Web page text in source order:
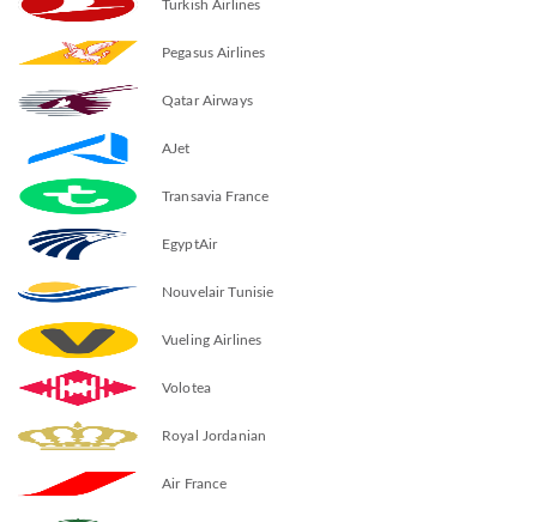
Turkish Airlines
Pegasus Airlines
Qatar Airways
AJet
Transavia France
EgyptAir
Nouvelair Tunisie
Vueling Airlines
Volotea
Royal Jordanian
Air France